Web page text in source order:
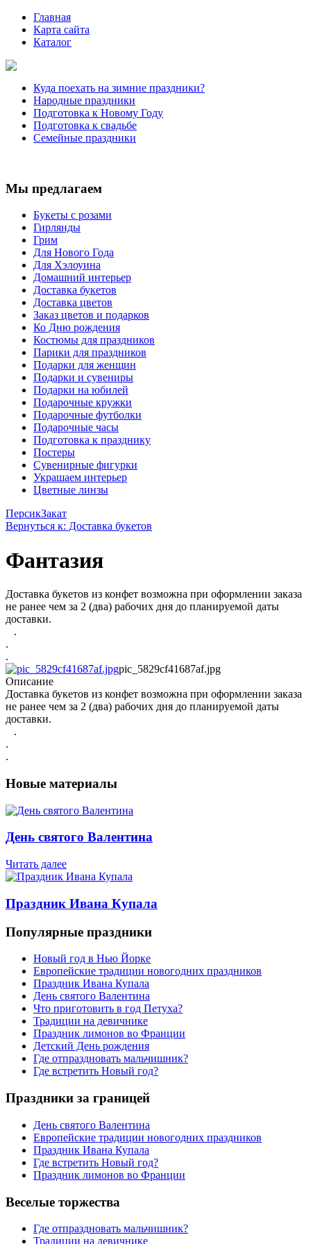
Главная
Карта сайта
Каталог
Куда поехать на зимние праздники?
Народные праздники
Подготовка к Новому Году
Подготовка к свадьбе
Семейные праздники
Мы предлагаем
Букеты с розами
Гирлянды
Грим
Для Нового Года
Для Хэлоуина
Домашний интерьер
Доставка букетов
Доставка цветов
Заказ цветов и подарков
Ко Дню рождения
Костюмы для праздников
Парики для праздников
Подарки для женщин
Подарки и сувениры
Подарки на юбилей
Подарочные кружки
Подарочные футболки
Подарочные часы
Подготовка к празднику
Постеры
Сувенирные фигурки
Украшаем интерьер
Цветные линзы
ПерсикЗакат
Вернуться к: Доставка букетов
Фантазия
Доставка букетов из конфет возможна при оформлении заказа
не ранее чем за 2 (два) рабочих дня до планируемой даты
доставки.
.
.
.
pic_5829cf41687af.jpg
Описание
Доставка букетов из конфет возможна при оформлении заказа
не ранее чем за 2 (два) рабочих дня до планируемой даты
доставки.
.
.
.
Новые материалы
День святого Валентина
Читать далее
Праздник Ивана Купала
Популярные праздники
Новый год в Нью Йорке
Европейские традиции новогодних праздников
Праздник Ивана Купала
День святого Валентина
Что приготовить в год Петуха?
Традиции на девичнике
Праздник лимонов во Франции
Детский День рождения
Где отпраздновать мальчишник?
Где встретить Новый год?
Праздники за границей
День святого Валентина
Европейские традиции новогодних праздников
Праздник Ивана Купала
Где встретить Новый год?
Праздник лимонов во Франции
Веселые торжества
Где отпраздновать мальчишник?
Традиции на девичнике